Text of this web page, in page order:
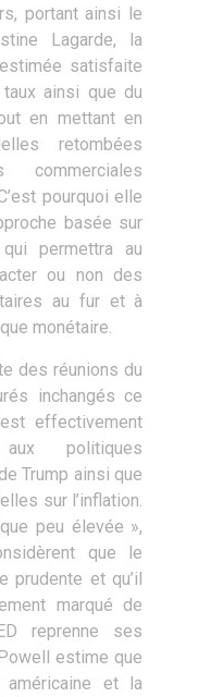
portant ainsi le
Lagarde, la
satisfaite
ainsi que du
en mettant en
retombées
pourquoi elle
basée sur
permettra au
ou non des
au fur et à
monétaire.
des réunions du
inchangés ce
effectivement
politiques
Trump ainsi que
sur l’inflation.
peu élevée »,
que le
prudente et qu’il
marqué de
reprenne ses
estime que
américaine et la